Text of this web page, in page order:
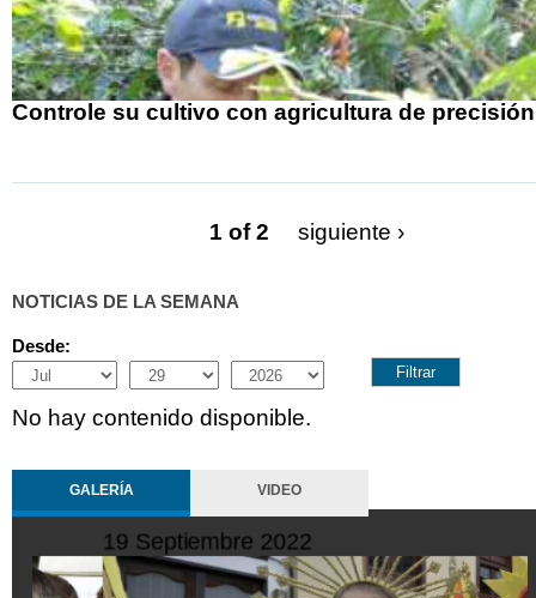
Controle su cultivo con agricultura de precisión
1 of 2 siguiente ›
NOTICIAS DE LA SEMANA
Desde:
Month
Day Year
No hay contenido disponible.
GALERÍA VIDEO
19 Septiembre 2022